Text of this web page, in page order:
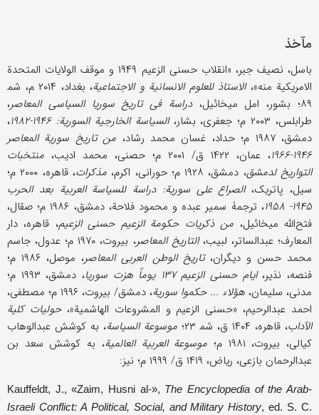
مآخذ
باسل، نصیف جبر، «انقلاب حسنی الزعیم ۱۹۴۹ و موقف الولایات المتحدة
الامریکیة منه»،الاستاذ للعلوم الانسانیة و الاجتماعیة
، بغداد، ۲۰۱۴ م، شم‍
۸۹؛ بشور، امل میخائیل،
دراسة فی تاریخ سوریا السیاسی المعاصر،
طرابلس، ۲۰۰۳ م؛ جعفری، بشار،
السیاسة الخارجیة السوریة: ۱۹۴۶-۱۹۸۲
،
دمشق، ۱۹۸۷ م؛ حداد، غسان محمد رشاد،
من تاریخ سوریة المعاصر
۱۹۴۶-۱۹۶۶
، عمان، ۱۴۲۲ ق/ ۲۰۰۱ م؛ حصنی، محمد ادیب،
منتخبات
التواریخ لدمشق، دمشق، ۱۹۲۸ م؛ حورانی، اکرم، مذکرات
، قاهره، ۲۰۰۰ م؛
سیل، پاتریک،الصراع على سوریة: دراسة للسیاسة العربیة بعد الحرب
۱۹۴۵- ۱۹۵۸
، ترجمۀ سمیر عبده و محمود فلاحة، دمشق، ۱۹۸۶ م؛ صقال،
فتح‌الله میخائیل، من ذکریات حکومة الزعیم حسنی الزعیم، قاهره، دار
المعارف؛ عبدالساتر، لبیب،التاریخ المعاصر
، بیروت، ۱۹۷۰ م؛ عدول، جاسم
محمد حسن و دیگران،تاریخ الوطن العربی المعاصر
، موصل، ۱۹۸۶ م؛
فنصه، نذیر، ایام حسنی الزعیم ۱۳۷ یوماً هزت سوریا
، دمشق، ۱۹۹۳ م؛
مدنی، سلیمان، هؤلاء ... حکموا سوریة
، دمشق/ بیروت، ۱۹۹۶ م؛ مصطفى،
احمد عبدالرحیم، «حسنی الزعیم و المشروعات الهاشمیة»،حولیات کلیة
الآداب، قاهره، ۱۴۰۴ ق، شم‍ ۲۳؛ موسوعة السیاسة، به کوشش عبدالوهاب
کیالی، بیروت، ۱۹۸۱ م؛
موسوعة العربیة العالمیة، به کوشش سعد بن
عبدالرحمان بازعی، ریاض، ۱۴۱۹ ق/ ۱۹۹۹ م؛ نیز:
Kauffeldt, J., «Zaim, Husni al-», The Encyclopedia of the Arab-
Israeli Conflict: A Political, Social, and Military History, ed. S. C.